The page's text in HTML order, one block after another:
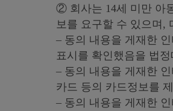
② 회사는 14세 미만 아
보를 요구할 수 있으며,
– 동의 내용을 게재한
표시를 확인했음을 법
– 동의 내용을 게재한
카드 등의 카드정보를
– 동의 내용을 게재한